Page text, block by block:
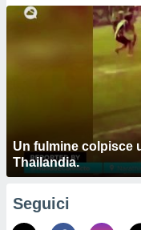
Un fulmine colpisce
Thailandia.
Seguici